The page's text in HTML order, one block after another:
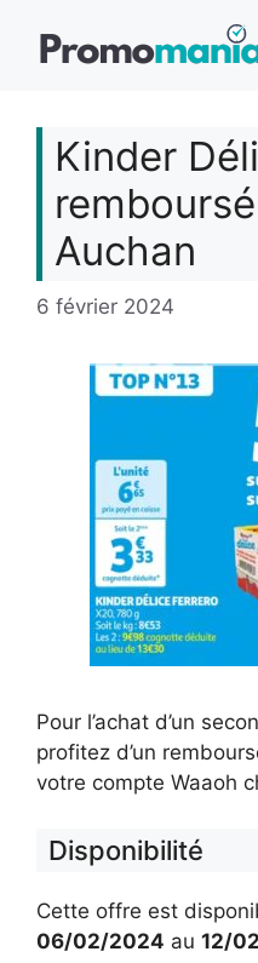
Kinder
Auchan
6 février 2024
Pour l’achat d’un
profitez d’un
votre compte Waaoh
Disponibilité
Cette offre est
06/02/2024 au 12/